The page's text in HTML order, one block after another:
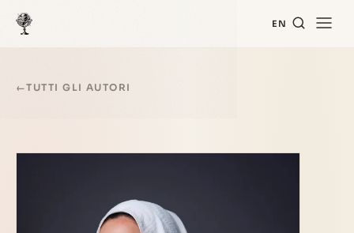
EN
←TUTTI GLI AUTORI